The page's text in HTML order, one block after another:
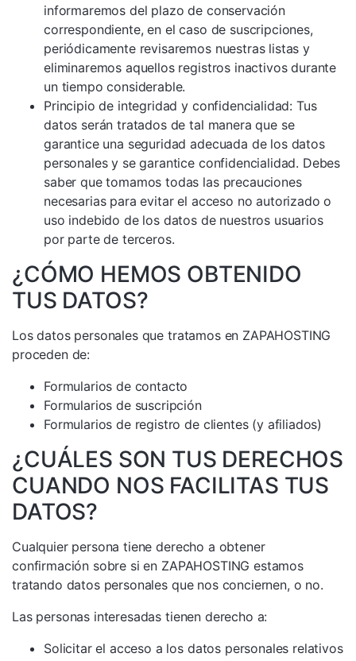
informaremos del plazo de conservación
correspondiente, en el caso de suscripciones,
periódicamente revisaremos nuestras listas y
eliminaremos aquellos registros inactivos durante
un tiempo considerable.
Principio de integridad y confidencialidad: Tus
datos serán tratados de tal manera que se
garantice una seguridad adecuada de los datos
personales y se garantice confidencialidad. Debes
saber que tomamos todas las precauciones
necesarias para evitar el acceso no autorizado o
uso indebido de los datos de nuestros usuarios
por parte de terceros.
¿CÓMO HEMOS OBTENIDO
TUS DATOS?
Los datos personales que tratamos en ZAPAHOSTING
proceden de:
Formularios de contacto
Formularios de suscripción
Formularios de registro de clientes (y afiliados)
¿CUÁLES SON TUS DERECHOS
CUANDO NOS FACILITAS TUS
DATOS?
Cualquier persona tiene derecho a obtener
confirmación sobre si en ZAPAHOSTING estamos
tratando datos personales que nos conciernen, o no.
Las personas interesadas tienen derecho a:
Solicitar el acceso a los datos personales relativos